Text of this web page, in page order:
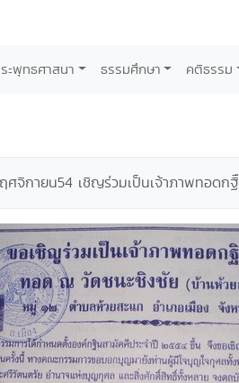
ะพุทธศาสนา ธรรมศึกษา คติธรรม
ศจิกายน54 เชิญร่วมเป็นเจ้าภาพทอด